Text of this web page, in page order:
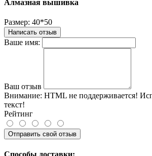
Алмазная вышивка
Размер: 40*50
Написать отзыв
Ваше имя:
Ваш отзыв
Внимание: HTML не поддерживается!
текст!
Рейтинг
Отправить свой отзыв